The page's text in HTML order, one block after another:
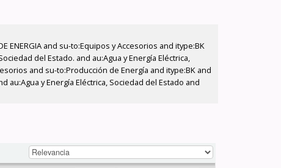
ENERGIA and su-to:Equipos y Accesorios and itype:BK
del Estado. and au:Agua y Energía Eléctrica,
and su-to:Producción de Energía and itype:BK and
y Energía Eléctrica, Sociedad del Estado and